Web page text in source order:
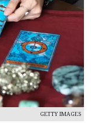
GETTY IMAGES